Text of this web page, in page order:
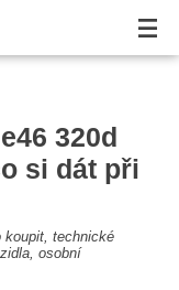
320d
si dát při
koupit, technické
osobní